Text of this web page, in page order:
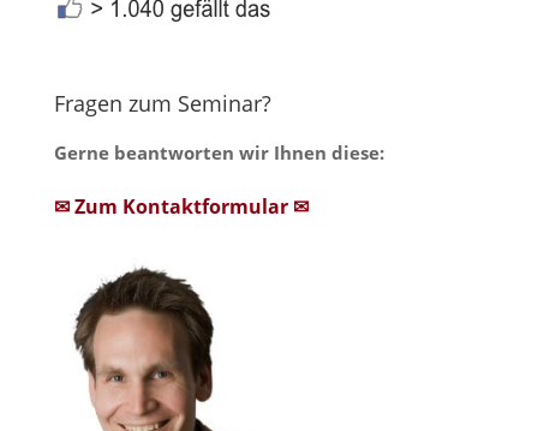
Fragen zum Seminar?
Gerne beantworten wir Ihnen diese:
✉ Zum Kontaktformular ✉